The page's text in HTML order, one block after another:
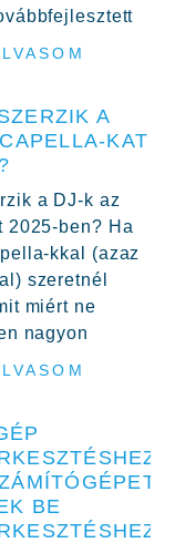
A
KAT
a DJ-k az
2025-ben? Ha
kkal (azaz
szeretnél
miért ne
nagyon
BE